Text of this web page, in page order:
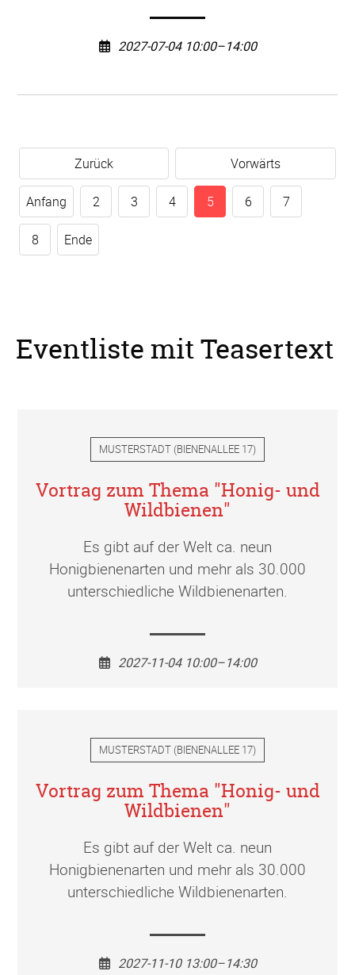
2027-07-04 10:00–14:00
Zurück Vorwärts
Anfang 2 3 4 5 6 7
8 Ende
Eventliste mit Teasertext
MUSTERSTADT (BIENENALLEE 17)
Vortrag zum Thema "Honig- und
Wildbienen"
Es gibt auf der Welt ca. neun
Honigbienenarten und mehr als 30.000
unterschiedliche Wildbienenarten.
2027-11-04 10:00–14:00
MUSTERSTADT (BIENENALLEE 17)
Vortrag zum Thema "Honig- und
Wildbienen"
Es gibt auf der Welt ca. neun
Honigbienenarten und mehr als 30.000
unterschiedliche Wildbienenarten.
2027-11-10 13:00–14:30